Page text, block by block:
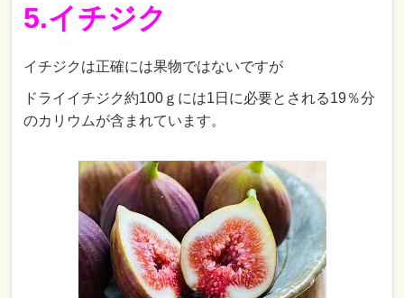
5.イチジク
イチジクは正確には果物ではないですが
ドライイチジク約100ｇには1日に必要とされる19％分
のカリウムが含まれています。